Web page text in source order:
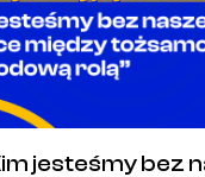
jesteśmy bez